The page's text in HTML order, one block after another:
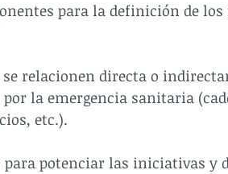
para la definición de los
relacionen directa o
la emergencia sanitaria
etc.).
potenciar las iniciativas y